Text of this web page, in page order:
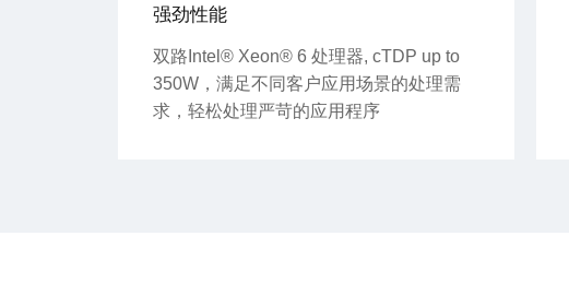
强劲性能
双路Intel® Xeon® 6 处理器, cTDP up to
350W，满足不同客户应用场景的处理需
求，轻松处理严苛的应用程序